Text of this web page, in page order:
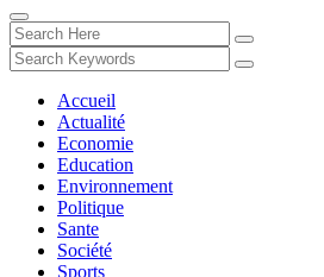
Accueil
Actualité
Economie
Education
Environnement
Politique
Sante
Société
Sports